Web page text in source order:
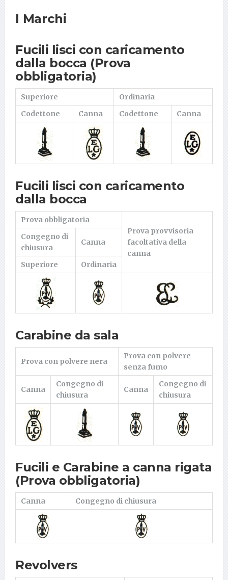
I Marchi
Fucili lisci con caricamento
dalla bocca (Prova
obbligatoria)
Superiore
Ordinaria
Codettone
Canna Codettone Canna
Fucili lisci con caricamento
dalla bocca
Prova obbligatoria
Prova provvisoria
facoltativa della
canna
Congegno di
chiusura
Canna
Superiore Ordinaria
Carabine da sala
Prova con polvere nera
Prova con polvere
senza fumo
Canna
Congegno di
chiusura
Canna
Congegno di
chiusura
Fucili e Carabine a canna rigata
(Prova obbligatoria)
Canna Congegno di chiusura
Revolvers